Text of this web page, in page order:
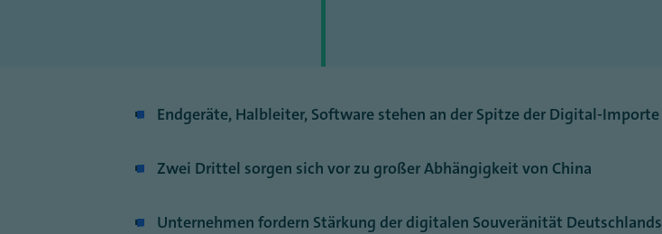
Endgeräte, Halbleiter, Software stehen an der Spitze der Digital-Importe
Zwei Drittel sorgen sich vor zu großer Abhängigkeit von China
Unternehmen fordern Stärkung der digitalen Souveränität Deutschlands